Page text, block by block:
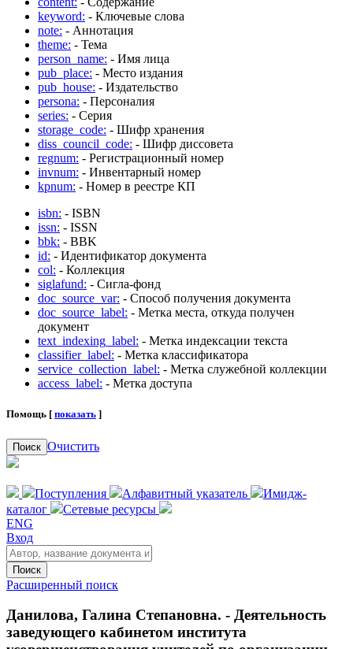
keyword: - Ключевые слова
note: - Аннотация
theme: - Тема
person_name: - Имя лица
pub_place: - Место издания
pub_house: - Издательство
persona: - Персоналия
series: - Серия
storage_code: - Шифр хранения
diss_council_code: - Шифр диссовета
regnum: - Регистрационный номер
invnum: - Инвентарный номер
kpnum: - Номер в реестре КП
isbn: - ISBN
issn: - ISSN
bbk: - BBK
id: - Идентификатор документа
col: - Коллекция
siglafund: - Сигла-фонд
doc_source_var: - Способ получения документа
doc_source_label: - Метка места, откуда получен
документ
text_indexing_label: - Метка индексации текста
classifier_label: - Метка классификатора
service_collection_label: - Метка служебной коллекции
access_label: - Метка доступа
Помощь [ показать ]
Поиск Очистить
Поступления Алфавитный указатель
Имидж-
каталог
Сетевые ресурсы
ENG
Вход
Поиск
Расширенный поиск
Данилова, Галина Степановна. - Деятельность
заведующего кабинетом института